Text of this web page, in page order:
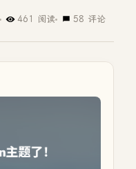
461 阅读 58 评论